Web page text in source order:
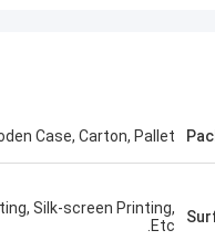
Case, Carton, Pallet
Silk-screen Printing,
Etc.